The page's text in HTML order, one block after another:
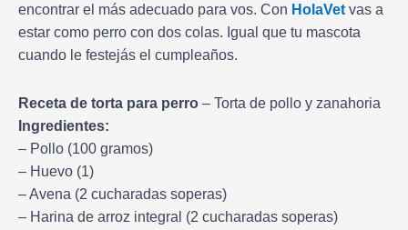
encontrar el más adecuado para vos. Con HolaVet vas a
estar como perro con dos colas. Igual que tu mascota
cuando le festejás el cumpleaños.
Receta de torta para perro – Torta de pollo y zanahoria
Ingredientes:
– Pollo (100 gramos)
– Huevo (1)
– Avena (2 cucharadas soperas)
– Harina de arroz integral (2 cucharadas soperas)